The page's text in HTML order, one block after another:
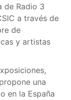
de Radio 3
a través de
de
y artistas
una
en la España